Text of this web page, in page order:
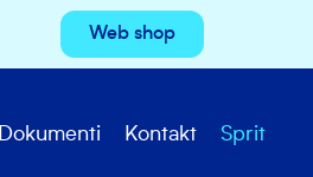
Web shop
Dokumenti Kontakt Sprit